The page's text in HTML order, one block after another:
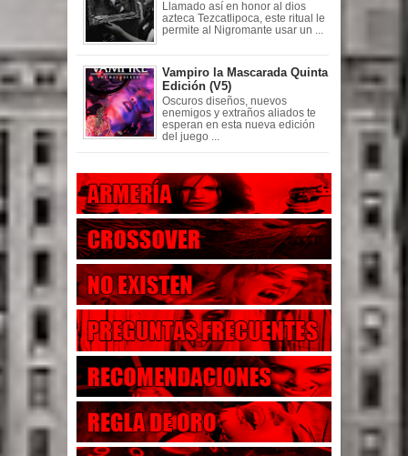
Llamado así en honor al dios
azteca Tezcatlipoca, este ritual le
permite al Nigromante usar un ...
Vampiro la Mascarada Quinta
Edición (V5)
Oscuros diseños, nuevos
enemigos y extraños aliados te
esperan en esta nueva edición
del juego ...